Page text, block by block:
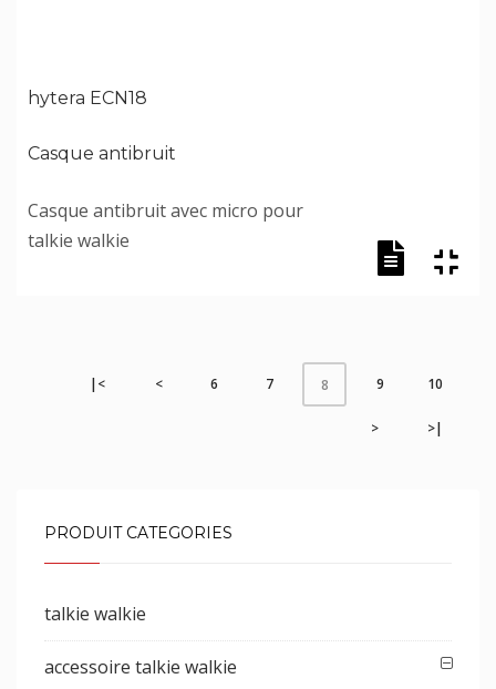
hytera ECN18
Casque antibruit
Casque antibruit avec micro pour
talkie walkie
|< < 6 7 8 9 10
> >|
PRODUIT CATEGORIES
talkie walkie
accessoire talkie walkie